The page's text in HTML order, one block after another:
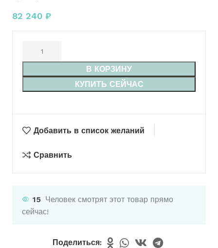
82 240 ₽
В КОРЗИНУ
КУПИТЬ СЕЙЧАС
Добавить в список желаний
Сравнить
15 Человек смотрят этот товар прямо
сейчас!
Поделиться: